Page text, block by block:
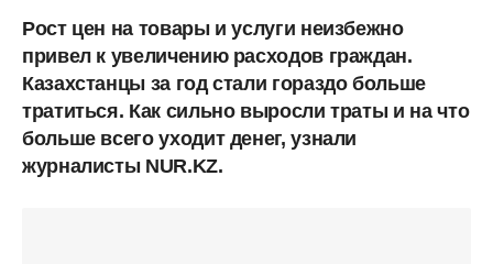
Рост цен на товары и услуги неизбежно
привел к увеличению расходов граждан.
Казахстанцы за год стали гораздо больше
тратиться. Как сильно выросли траты и на что
больше всего уходит денег, узнали
журналисты NUR.KZ.